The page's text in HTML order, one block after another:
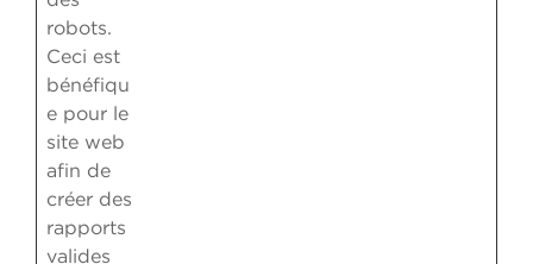
robots.
Ceci est
bénéfiqu
e pour le
site web
afin de
créer des
rapports
valides